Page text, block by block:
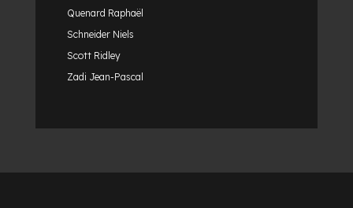
Quenard Raphaël
Schneider Niels
Scott Ridley
Zadi Jean-Pascal